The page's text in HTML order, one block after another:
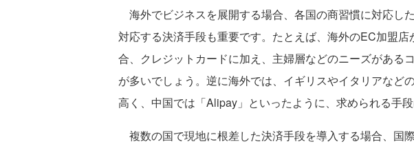
海外でビジネスを展開する場合、各国の商習慣に対応し
対応する決済手段も重要です。たとえば、海外のEC加盟
合、クレジットカードに加え、主婦層などのニーズがある
が多いでしょう。逆に海外では、イギリスやイタリアなど
高く、中国では「Alipay」といったように、求められる手段
複数の国で現地に根差した決済手段を導入する場合、国